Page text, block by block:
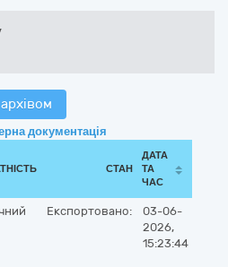
документація
СТАН
ДАТА
ТА
ЧАС
Експортовано:
03-06-
2026,
15:23:44